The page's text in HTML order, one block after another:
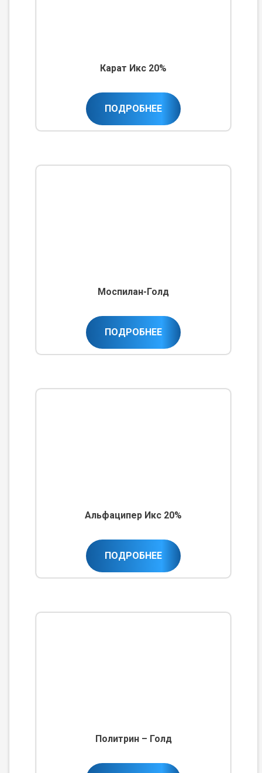
Карат Икс 20%
ПОДРОБНЕЕ
Моспилан-Голд
ПОДРОБНЕЕ
Альфаципер Икс 20%
ПОДРОБНЕЕ
Политрин – Голд